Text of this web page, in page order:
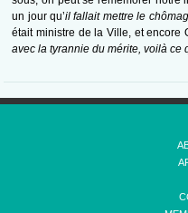
un jour qu’il fallait mettre le
était ministre de la Ville, et encore
avec la tyrannie du mérite, voilà ce